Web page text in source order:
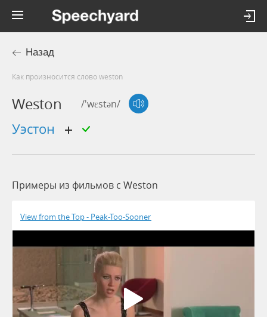
Назад
Как произносится слово weston
Weston /'wɛstən/
Уэстон
Примеры из фильмов c Weston
View from the Top - Peak-Too-Sooner